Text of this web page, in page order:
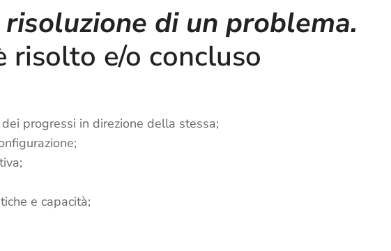
di un problema.
risolto e/o concluso
progressi in direzione della stessa;
e capacità;